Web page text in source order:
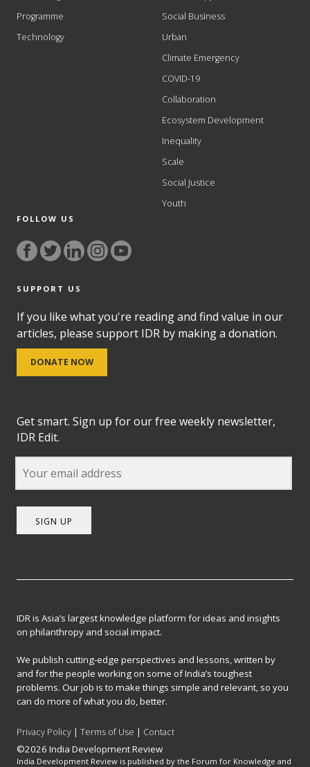
Programme
Technology
Social Business
Urban
Climate Emergency
COVID-19
Collaboration
Ecosystem Development
Inequality
Scale
Social Justice
Youth
FOLLOW US
SUPPORT US
If you like what you're reading and find value in our
articles, please support IDR by making a donation.
DONATE NOW
Get smart. Sign up for our free weekly newsletter,
IDR Edit.
SIGN UP
IDR is Asia’s largest knowledge platform for ideas and insights
on philanthropy and social impact.
We publish cutting-edge perspectives and lessons, written by
and for the people working on some of India’s toughest
problems. Our job is to make things simple and relevant, so you
can do more of what you do, better.
Privacy Policy |Terms of Use | Contact
©2026 India Development Review
India Development Review is published by the Forum for Knowledge and